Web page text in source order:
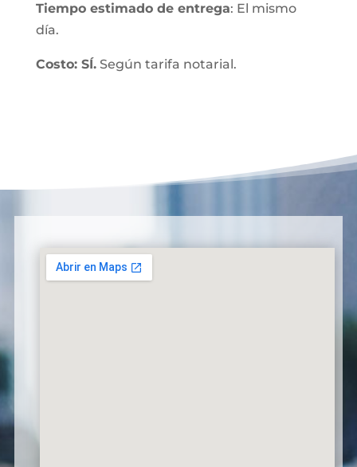
Tiempo estimado de entrega: El mismo
día.
Costo: SÍ.Según tarifa notarial.